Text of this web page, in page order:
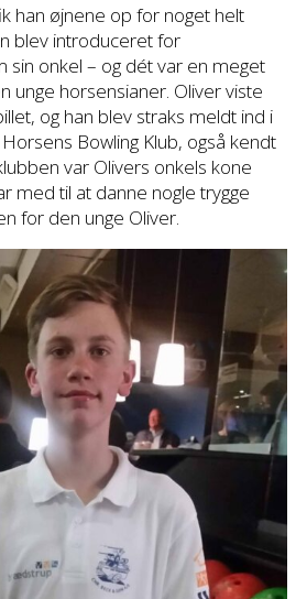
han øjnene op for noget helt
blev introduceret for
sin onkel – og dét var en meget
unge horsensianer. Oliver viste
og han blev straks meldt ind i
Bowling Klub, også kendt
var Olivers onkels kone
med til at danne nogle trygge
for den unge Oliver.